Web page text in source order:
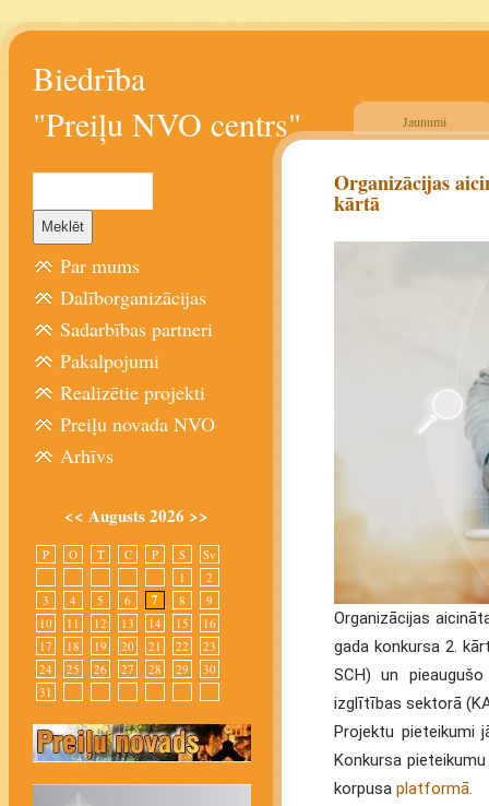
Biedrība
"Preiļu NVO centrs"
Jaunumi
Organizācijas
kārtā
Organizācijas
gada konkursa 2.
SCH) un
izglītības sektorā
Projektu pieteikumi
Konkursa
korpusa platformā.
Par mums
Dalīborganizācijas
Sadarbības partneri
Pakalpojumi
Realizētie projekti
Preiļu novada NVO
Arhīvs
<< Augusts 2026 >>
P O T C P S
Sv
1
2
3
4 5 6 7 8
9
10
11 12 13 14 15
16
17
18 19 20 21 22
23
24
25 26 27 28 29
30
31